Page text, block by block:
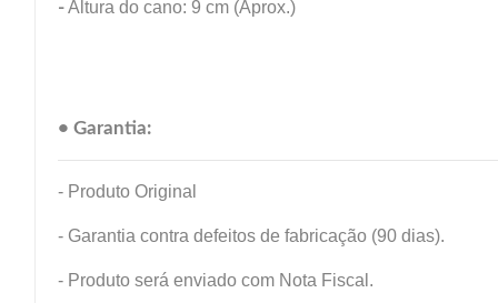
-Altura do cano: 9 cm (Aprox.)
• Garantia:
- Produto Original
- Garantia contra defeitos de fabricação (90 dias).
- Produto será enviado com Nota Fiscal.